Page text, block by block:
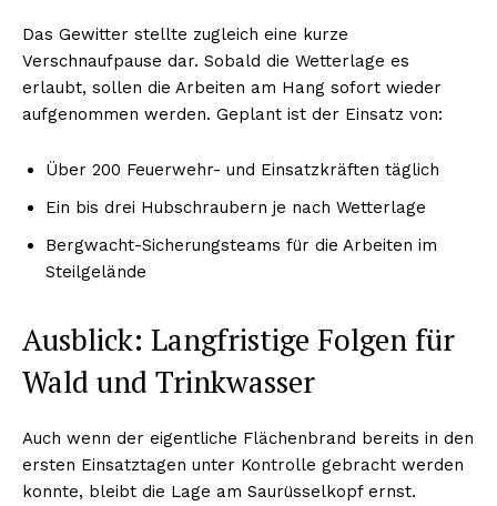
Das Gewitter stellte zugleich eine kurze
Verschnaufpause dar. Sobald die Wetterlage es
erlaubt, sollen die Arbeiten am Hang sofort wieder
aufgenommen werden. Geplant ist der Einsatz von:
Über 200 Feuerwehr- und Einsatzkräften täglich
Ein bis drei Hubschraubern je nach Wetterlage
Bergwacht-Sicherungsteams für die Arbeiten im
Steilgelände
Ausblick: Langfristige Folgen für
Wald und Trinkwasser
Auch wenn der eigentliche Flächenbrand bereits in den
ersten Einsatztagen unter Kontrolle gebracht werden
konnte, bleibt die Lage am Saurüsselkopf ernst.